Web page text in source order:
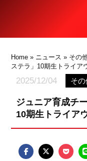
Home » ニュース » その
ステラ」10期生トライア
2025/12/04 そ
ジュニア育成チ
10期生トライア